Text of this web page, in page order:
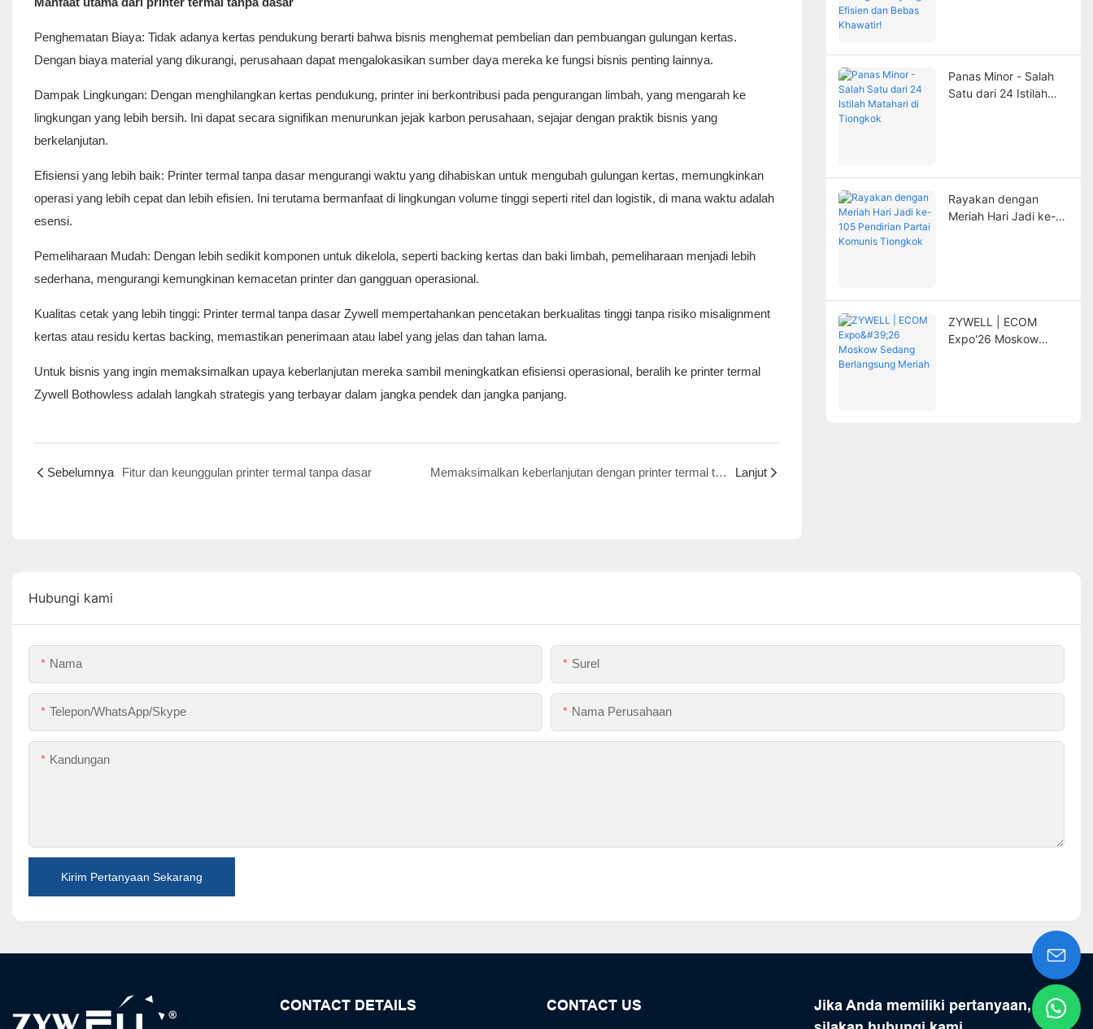
Penghematan Biaya: Tidak adanya kertas pendukung berarti bahwa bisnis menghemat pembelian dan pembuangan gulungan kertas.
Dengan biaya material yang dikurangi, perusahaan dapat mengalokasikan sumber daya mereka ke fungsi bisnis penting lainnya.
Dampak Lingkungan: Dengan menghilangkan kertas pendukung, printer ini berkontribusi pada pengurangan limbah, yang mengarah ke
lingkungan yang lebih bersih. Ini dapat secara signifikan menurunkan jejak karbon perusahaan, sejajar dengan praktik bisnis yang
berkelanjutan.
Efisiensi yang lebih baik: Printer termal tanpa dasar mengurangi waktu yang dihabiskan untuk mengubah gulungan kertas, memungkinkan
operasi yang lebih cepat dan lebih efisien. Ini terutama bermanfaat di lingkungan volume tinggi seperti ritel dan logistik, di mana waktu adalah
esensi.
Pemeliharaan Mudah: Dengan lebih sedikit komponen untuk dikelola, seperti backing kertas dan baki limbah, pemeliharaan menjadi lebih
sederhana, mengurangi kemungkinan kemacetan printer dan gangguan operasional.
Kualitas cetak yang lebih tinggi: Printer termal tanpa dasar Zywell mempertahankan pencetakan berkualitas tinggi tanpa risiko misalignment
kertas atau residu kertas backing, memastikan penerimaan atau label yang jelas dan tahan lama.
Untuk bisnis yang ingin memaksimalkan upaya keberlanjutan mereka sambil meningkatkan efisiensi operasional, beralih ke printer termal
Zywell Bothowless adalah langkah strategis yang terbayar dalam jangka pendek dan jangka panjang.
Sebelumnya Fitur dan keunggulan printer termal tanpa dasar Memaksimalkan keberlanjutan dengan printer termal tanpa dasar Lanjut
Panas Minor - Salah
Satu dari 24 Istilah
Rayakan dengan
Meriah Hari Jadi ke-
ZYWELL | ECOM
Expo'26 Moskow
Hubungi kami
Nama Surel
Telepon/WhatsApp/Skype Nama Perusahaan
Kandungan
Kirim Pertanyaan Sekarang
CONTACT DETAILS CONTACT US
Jika Anda memiliki pertanyaan,